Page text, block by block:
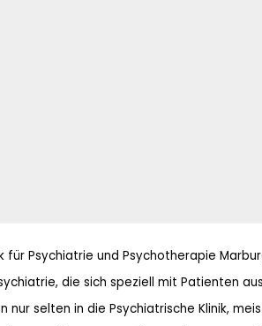
für Psychiatrie und Psychotherapie
die sich speziell mit Patienten
nur selten in die Psychiatrische Klinik,